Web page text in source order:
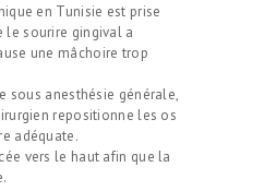
en Tunisie est prise
sourire gingival a
une mâchoire trop
sous anesthésie générale,
repositionne les os
adéquate.
vers le haut afin que la